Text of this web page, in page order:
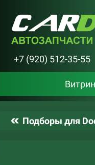
+7 (920) 512-35-55
Подборы для